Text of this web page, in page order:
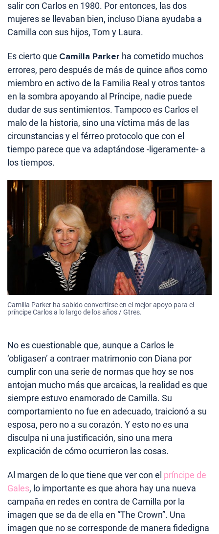
salir con Carlos en 1980. Por entonces, las dos
mujeres se llevaban bien, incluso Diana ayudaba a
Camilla con sus hijos, Tom y Laura.
Es cierto que Camilla Parker ha cometido muchos
errores, pero después de más de quince años como
miembro en activo de la Familia Real y otros tantos
en la sombra apoyando al Príncipe, nadie puede
dudar de sus sentimientos. Tampoco es Carlos el
malo de la historia, sino una víctima más de las
circunstancias y el férreo protocolo que con el
tiempo parece que va adaptándose -ligeramente- a
los tiempos.
Camilla Parker ha sabido convertirse en el mejor apoyo para el
príncipe Carlos a lo largo de los años / Gtres.
No es cuestionable que, aunque a Carlos le
‘obligasen’ a contraer matrimonio con Diana por
cumplir con una serie de normas que hoy se nos
antojan mucho más que arcaicas, la realidad es que
siempre estuvo enamorado de Camilla. Su
comportamiento no fue en adecuado, traicionó a su
esposa, pero no a su corazón. Y esto no es una
disculpa ni una justificación, sino una mera
explicación de cómo ocurrieron las cosas.
Al margen de lo que tiene que ver con el príncipe de
Gales, lo importante es que ahora hay una nueva
campaña en redes en contra de Camilla por la
imagen que se da de ella en “The Crown”. Una
imagen que no se corresponde de manera fidedigna